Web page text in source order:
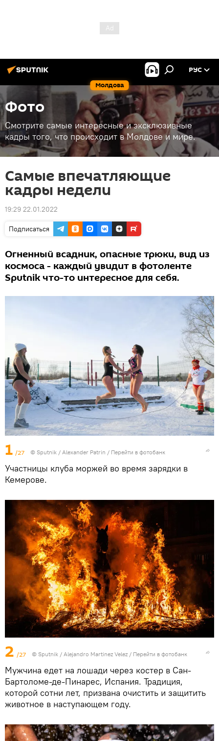
Молдова
РУС
Фото
Смотрите самые интересные и эксклюзивные
кадры того, что происходит в Молдове и мире.
Самые впечатляющие
кадры недели
19:29 22.01.2022
Подписаться
Огненный всадник, опасные трюки, вид из
космоса - каждый увидит в фотоленте
Sputnik что-то интересное для себя.
1 /27 © Sputnik / Alexander Patrin / Перейти в фотобанк
Участницы клуба моржей во время зарядки в
Кемерове.
2 /27 © Sputnik / Alejandro Martinez Velez / Перейти в фотобанк
Мужчина едет на лошади через костер в Сан-
Бартоломе-де-Пинарес, Испания. Традиция,
которой сотни лет, призвана очистить и защитить
животное в наступающем году.